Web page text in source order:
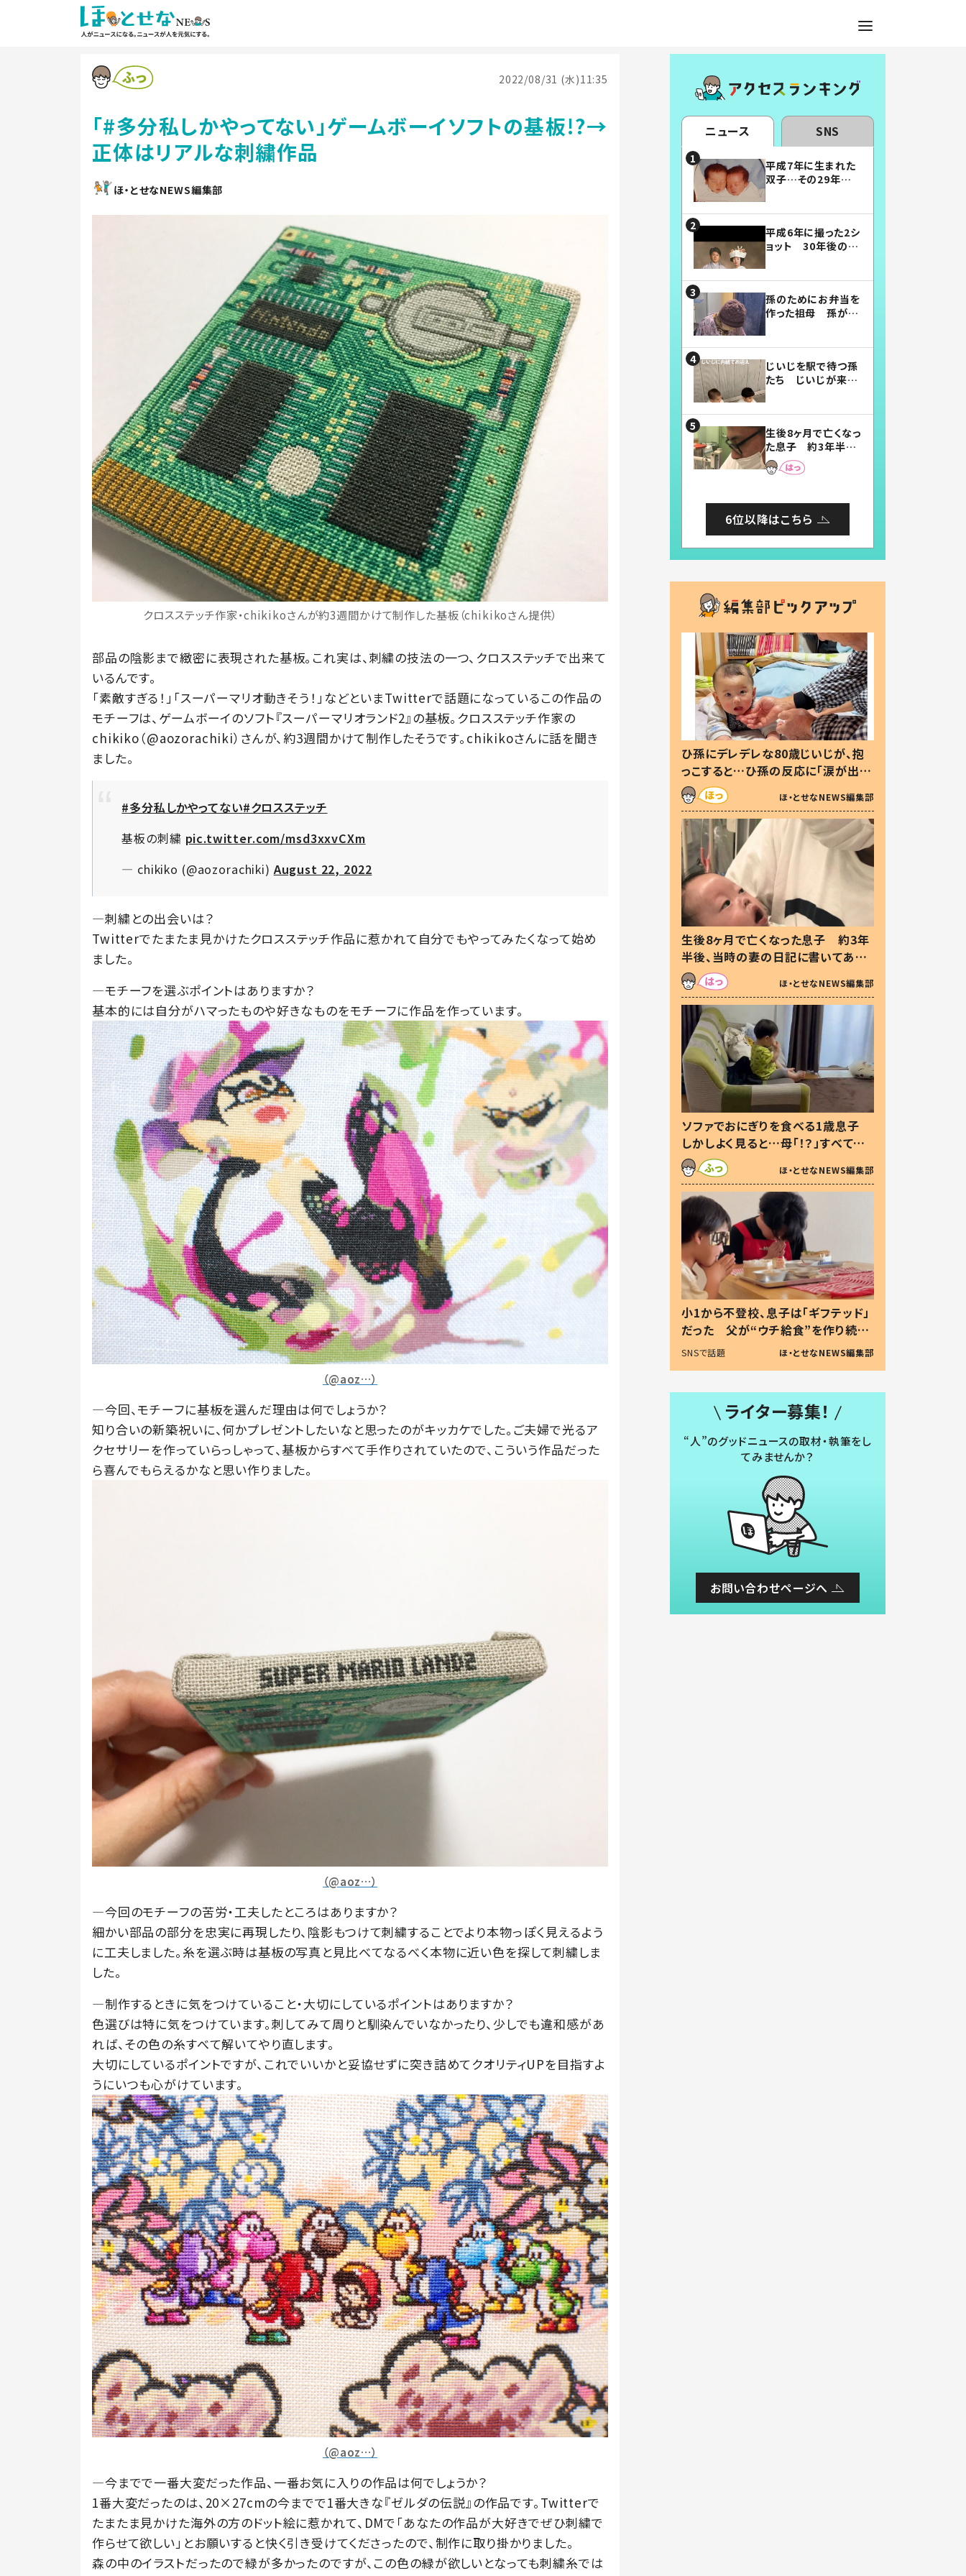
2022/08/31 (水)11:35
「#多分私しかやってない」ゲームボーイソフトの基板!?→
正体はリアルな刺繍作品
ほ・とせなNEWS編集部
クロスステッチ作家・chikikoさんが約3週間かけて制作した基板（chikikoさん提供）
部品の陰影まで緻密に表現された基板。これ実は、刺繍の技法の一つ、クロスステッチで出来て
いるんです。
「素敵すぎる！」「スーパーマリオ動きそう！」などといまTwitterで話題になっているこの作品の
モチーフは、ゲームボーイのソフト『スーパーマリオランド2』の基板。クロスステッチ作家の
chikiko（@aozorachiki）さんが、約3週間かけて制作したそうです。chikikoさんに話を聞き
ました。
#多分私しかやってない#クロスステッチ
基板の刺繍 pic.twitter.com/msd3xxvCXm
— chikiko (@aozorachiki)August 22, 2022
―刺繍との出会いは？
Twitterでたまたま見かけたクロスステッチ作品に惹かれて自分でもやってみたくなって始め
ました。
―モチーフを選ぶポイントはありますか？
基本的には自分がハマったものや好きなものをモチーフに作品を作っています。
（@aoz…）
―今回、モチーフに基板を選んだ理由は何でしょうか？
知り合いの新築祝いに、何かプレゼントしたいなと思ったのがキッカケでした。ご夫婦で光るア
クセサリーを作っていらっしゃって、基板からすべて手作りされていたので、こういう作品だった
ら喜んでもらえるかなと思い作りました。
（@aoz…）
―今回のモチーフの苦労・工夫したところはありますか？
細かい部品の部分を忠実に再現したり、陰影もつけて刺繍することでより本物っぽく見えるよう
に工夫しました。糸を選ぶ時は基板の写真と見比べてなるべく本物に近い色を探して刺繍しま
した。
―制作するときに気をつけていること・大切にしているポイントはありますか？
色選びは特に気をつけています。刺してみて周りと馴染んでいなかったり、少しでも違和感があ
れば、その色の糸すべて解いてやり直します。
大切にしているポイントですが、これでいいかと妥協せずに突き詰めてクオリティUPを目指すよ
うにいつも心がけています。
（@aoz…）
―今までで一番大変だった作品、一番お気に入りの作品は何でしょうか？
1番大変だったのは、20×27cmの今までで1番大きな『ゼルダの伝説』の作品です。Twitterで
たまたま見かけた海外の方のドット絵に惹かれて、DMで「あなたの作品が大好きでぜひ刺繍で
作らせて欲しい」とお願いすると快く引き受けてくださったので、制作に取り掛かりました。
森の中のイラストだったので緑が多かったのですが、この色の緑が欲しいとなっても刺繍糸では
ニュース SNS
平成7年に生まれた
双子…その29年後
平成6年に撮った2シ
ョット 30年後の姿
孫のためにお弁当を
作った祖母 孫が絶
じいじを駅で待つ孫
たち じいじが来た
まらない」「幸せにな
れる」
生後8ヶ月で亡くなっ
た息子 約3年半
後、当時の妻の日記
に書いてあった本音
6位以降はこちら
ひ孫にデレデレな80歳じいじが、抱
っこすると…ひ孫の反応に「涙が出ま
した」「可愛くて仕方ない」
ほ・とせなNEWS編集部
生後8ヶ月で亡くなった息子 約3年
半後、当時の妻の日記に書いてあっ
た本音とは
ほ・とせなNEWS編集部
ソファでおにぎりを食べる1歳息子
しかしよく見ると…母「！？」すべてを
察した母の投稿に「可愛いから許
す！」「現行犯〜」
ほ・とせなNEWS編集部
小1から不登校、息子は「ギフテッド」
だった 父が“ウチ給食”を作り続け
る理由とは #令和の親 #令和の子
SNSで話題 ほ・とせなNEWS編集部
ライター募集！
“人”のグッドニュースの取材・執筆をし
てみませんか？
お問い合わせページへ